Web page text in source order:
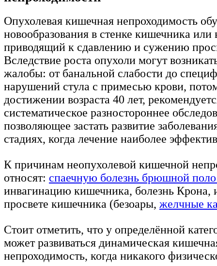
Опухолевая кишечная непроходимость
новообразования в стенке кишечника или
приводящий к сдавлению и сужению
Вследствие роста опухоли могут
жалобы: от банальной слабости до
нарушений стула с примесью крови,
достижении возраста 40 лет,
систематическое разностороннее
позволяющее застать развитие
стадиях, когда лечение наиболее
К причинам неопухолевой кишечной
относят: спаечную болезнь брюшной
инвагинацию кишечника, болезнь Крона,
просвете кишечника (безоары, желчные
Стоит отметить, что у определённой
может развиваться динамическая
непроходимость, когда никакого